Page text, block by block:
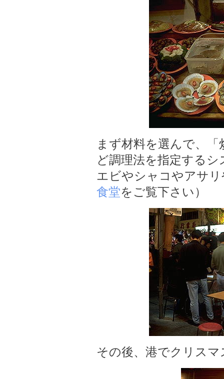
まず材料を選んで、
ど調理法を指定する
エビやシャコやアサ
食堂をご覧下さい）
その後、港でクリス